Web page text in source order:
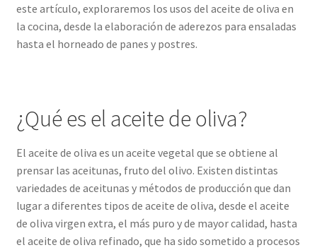
Comprar Aceite de oliva virgen extra Ecologico
Venta de Aceite de oliva cerca de mi
Comprar Aceite de Oliva Virgen Extra
Comprar Aceite de Oliva Virgen
este artículo, exploraremos los usos del aceite de oliva en
la cocina, desde la elaboración de aderezos para ensaladas
hasta el horneado de panes y postres.
¿Qué es el aceite de oliva?
El aceite de oliva es un aceite vegetal que se obtiene al
prensar las aceitunas, fruto del olivo. Existen distintas
variedades de aceitunas y métodos de producción que dan
lugar a diferentes tipos de aceite de oliva, desde el aceite
de oliva virgen extra, el más puro y de mayor calidad, hasta
el aceite de oliva refinado, que ha sido sometido a procesos